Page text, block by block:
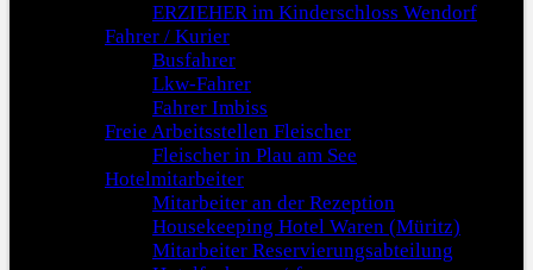
ERZIEHER im Kinderschloss Wendorf
Fahrer / Kurier
Busfahrer
Lkw-Fahrer
Fahrer Imbiss
Freie Arbeitsstellen Fleischer
Fleischer in Plau am See
Hotelmitarbeiter
Mitarbeiter an der Rezeption
Housekeeping Hotel Waren (Müritz)
Mitarbeiter Reservierungsabteilung